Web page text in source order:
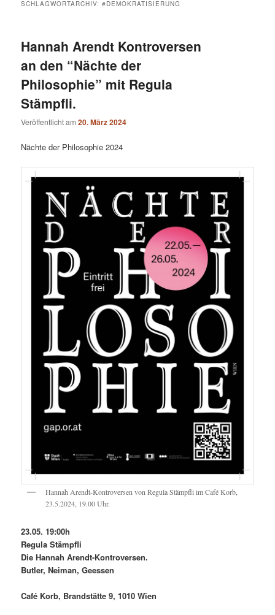
SCHLAGWORTARCHIV:#DEMOKRATISIERUNG
Hannah Arendt Kontroversen
an den “Nächte der
Philosophie” mit Regula
Stämpfli.
Veröffentlicht am20. März 2024
Nächte der Philosophie 2024
Hannah Arendt-Kontroversen von Regula Stämpfli im Café Korb,
23.5.2024, 19.00 Uhr.
23.05. 19:00h
Regula Stämpfli
Die Hannah Arendt-Kontroversen.
Butler, Neiman, Geessen
Café Korb, Brandstätte 9, 1010 Wien